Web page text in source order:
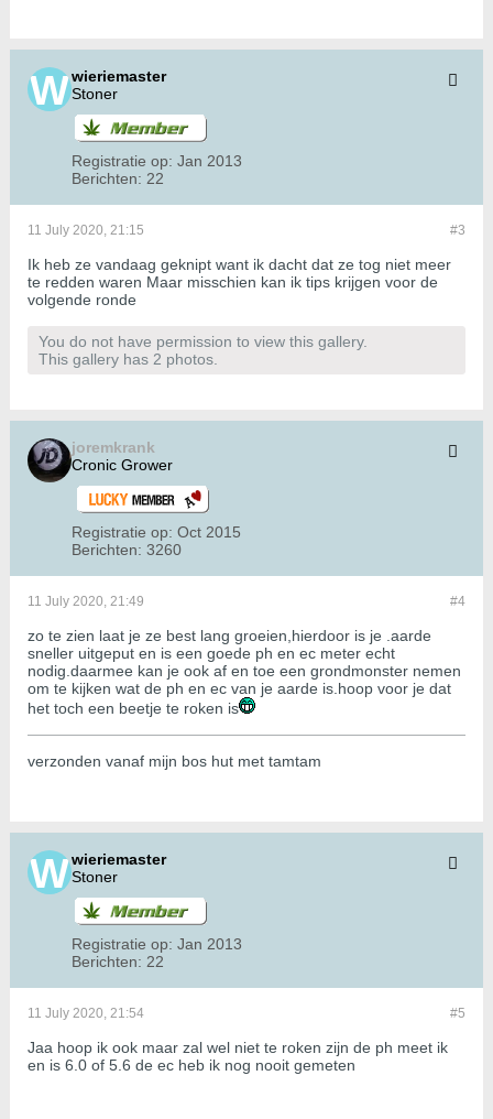
wieriemaster
Stoner
Registratie op: Jan 2013
Berichten: 22
#3
11 July 2020, 21:15
Ik heb ze vandaag geknipt want ik dacht dat ze tog niet meer
te redden waren Maar misschien kan ik tips krijgen voor de
volgende ronde
You do not have permission to view this gallery.
This gallery has 2 photos.
joremkrank
Cronic Grower
Registratie op: Oct 2015
Berichten: 3260
#4
11 July 2020, 21:49
zo te zien laat je ze best lang groeien,hierdoor is je .aarde
sneller uitgeput en is een goede ph en ec meter echt
nodig.daarmee kan je ook af en toe een grondmonster nemen
om te kijken wat de ph en ec van je aarde is.hoop voor je dat
het toch een beetje te roken is
verzonden vanaf mijn bos hut met tamtam
wieriemaster
Stoner
Registratie op: Jan 2013
Berichten: 22
#5
11 July 2020, 21:54
Jaa hoop ik ook maar zal wel niet te roken zijn de ph meet ik
en is 6.0 of 5.6 de ec heb ik nog nooit gemeten